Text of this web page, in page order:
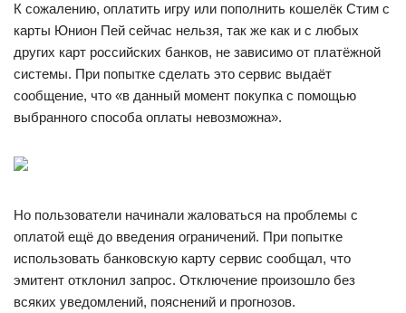
К сожалению, оплатить игру или пополнить кошелёк Стим с
карты Юнион Пей сейчас нельзя, так же как и с любых
других карт российских банков, не зависимо от платёжной
системы. При попытке сделать это сервис выдаёт
сообщение, что «в данный момент покупка с помощью
выбранного способа оплаты невозможна».
Но пользователи начинали жаловаться на проблемы с
оплатой ещё до введения ограничений. При попытке
использовать банковскую карту сервис сообщал, что
эмитент отклонил запрос. Отключение произошло без
всяких уведомлений, пояснений и прогнозов.